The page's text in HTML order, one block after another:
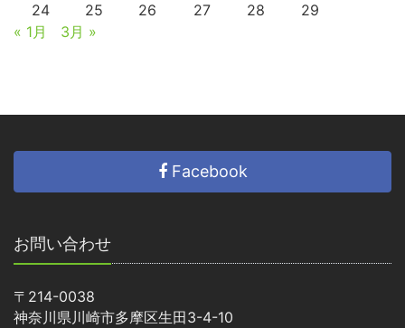
24
25 26 27 28
29
« 1月
3月 »
Facebook
お問い合わせ
〒214-0038
神奈川県川崎市多摩区生田3-4-10